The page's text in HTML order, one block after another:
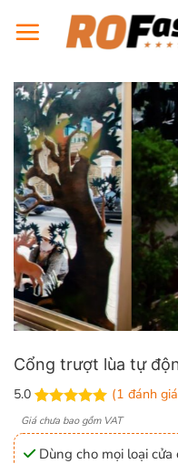
qua
dung
Cổng trượt lùa tự
5.0
5.0trên 5
dựa trên
1
đánh giá
(1 đánh
Giá chưa bao gồm VAT
Dùng cho mọi loại